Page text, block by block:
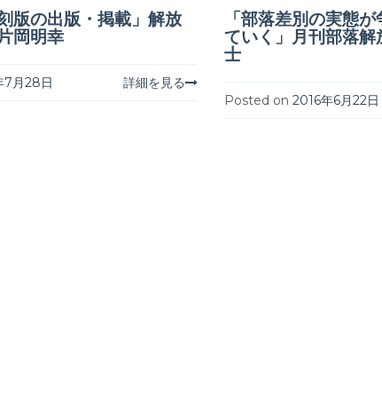
版の出版・掲載」解放
岡明幸
7月28日 詳細を見る
「部落差別の実態
ていく」月刊部落
士
Posted on 2016年6月22日